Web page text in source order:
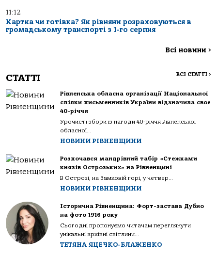
11:12
Картка чи готівка? Як рівняни розраховуються в
громадському транспорті з 1-го серпня
Всі новини >
СТАТТІ ВСІ СТАТТІ >
Рівненська обласна організації Національної
спілки письменників України відзначила своє
40-річчя
Урочисті збори із нагоди 40-річчя Рівненської
обласної...
НОВИНИ РІВНЕНЩИНИ
Розпочався мандрівний табір «Стежками
князів Острозьких» на Рівненщині
В Острозі, на Замковій горі, у четвер...
НОВИНИ РІВНЕНЩИНИ
Історична Рівненщина: Форт-застава Дубно
на фото 1916 року
Сьогодні пропонуємо читачам переглянути
унікальні архівні світлини...
ТЕТЯНА ЯЦЕЧКО-БЛАЖЕНКО